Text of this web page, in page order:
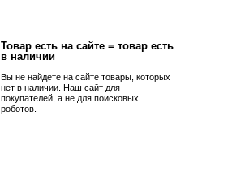
Товар есть на сайте = товар есть
в наличии
Вы не найдете на сайте товары, которых
нет в наличии. Наш сайт для
покупателей, а не для поисковых
роботов.